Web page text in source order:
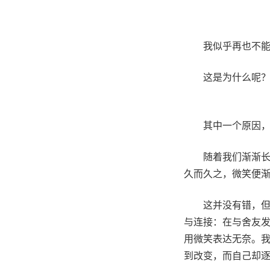
我似乎再也不
这是为什么呢？
其中一个原因
随着我们渐渐
久而久之，微笑便
这并没有错，
与连接：在与舍友
用微笑表达无奈。
到改变，而自己却